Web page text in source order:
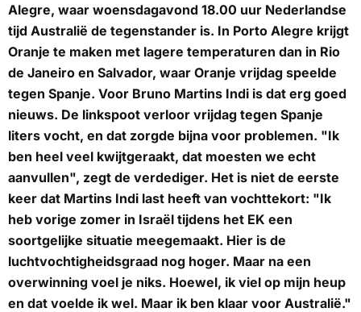
Alegre, waar woensdagavond 18.00 uur Nederlandse
tijd Australië de tegenstander is. In Porto Alegre krijgt
Oranje te maken met lagere temperaturen dan in Rio
de Janeiro en Salvador, waar Oranje vrijdag speelde
tegen Spanje. Voor Bruno Martins Indi is dat erg goed
nieuws. De linkspoot verloor vrijdag tegen Spanje
liters vocht, en dat zorgde bijna voor problemen. "Ik
ben heel veel kwijtgeraakt, dat moesten we echt
aanvullen", zegt de verdediger. Het is niet de eerste
keer dat Martins Indi last heeft van vochttekort: "Ik
heb vorige zomer in Israël tijdens het EK een
soortgelijke situatie meegemaakt. Hier is de
luchtvochtigheidsgraad nog hoger. Maar na een
overwinning voel je niks. Hoewel, ik viel op mijn heup
en dat voelde ik wel. Maar ik ben klaar voor Australië."